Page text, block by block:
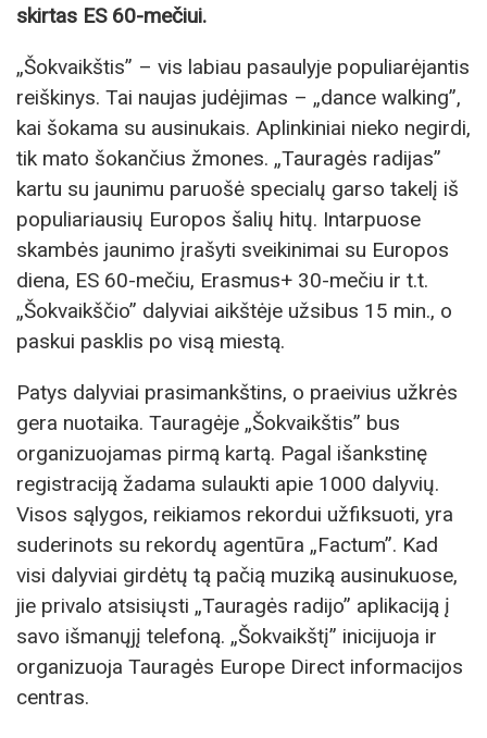
skirtas ES 60-mečiui.
„Šokvaikštis” – vis labiau pasaulyje populiarėjantis
reiškinys. Tai naujas judėjimas – „dance walking”,
kai šokama su ausinukais. Aplinkiniai nieko negirdi,
tik mato šokančius žmones. „Tauragės radijas”
kartu su jaunimu paruošė specialų garso takelį iš
populiariausių Europos šalių hitų. Intarpuose
skambės jaunimo įrašyti sveikinimai su Europos
diena, ES 60-mečiu, Erasmus+ 30-mečiu ir t.t.
„Šokvaikščio” dalyviai aikštėje užsibus 15 min., o
paskui pasklis po visą miestą.
Patys dalyviai prasimankštins, o praeivius užkrės
gera nuotaika. Tauragėje „Šokvaikštis” bus
organizuojamas pirmą kartą. Pagal išankstinę
registraciją žadama sulaukti apie 1000 dalyvių.
Visos sąlygos, reikiamos rekordui užfiksuoti, yra
suderinots su rekordų agentūra „Factum”. Kad
visi dalyviai girdėtų tą pačią muziką ausinukuose,
jie privalo atsisiųsti „Tauragės radijo” aplikaciją į
savo išmanųjį telefoną. „Šokvaikštį” inicijuoja ir
organizuoja Tauragės Europe Direct informacijos
centras.